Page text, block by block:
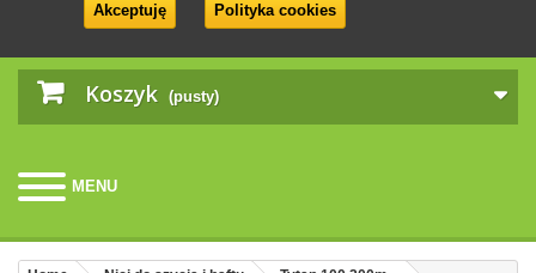
Koszyk (pusty)
MENU
Akceptuję
Polityka cookies